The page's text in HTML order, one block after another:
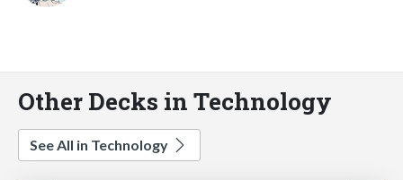
Other Decks in Technology
See All in Technology